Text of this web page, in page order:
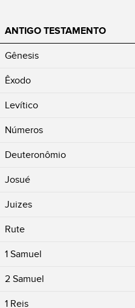
ANTIGO TESTAMENTO
Gênesis
Êxodo
Levítico
Números
Deuteronômio
Josué
Juizes
Rute
1 Samuel
2 Samuel
1 Reis